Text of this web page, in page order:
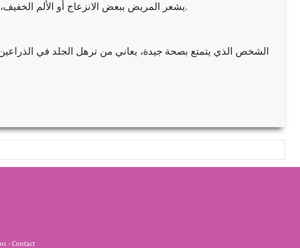
يشعر المريض ببعض الانزعاج أو الألم الخفيف، وهو قابل للتحكم باستخدام الأدوية الموصوفة.
الشخص الذي يتمتع بصحة جيدة، يعاني من ترهل الجلد في
-Contact